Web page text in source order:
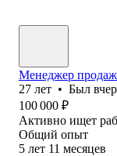
Менеджер продаж
27 лет • Был
100 000 ₽
Активно ищет
Общий опыт
5 лет 11 месяцев